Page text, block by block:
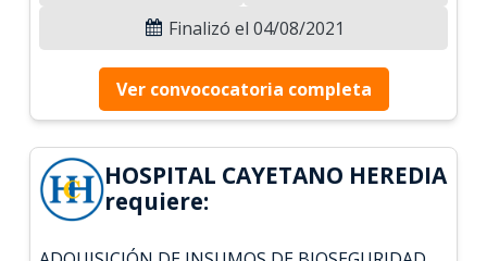
Finalizó el 04/08/2021
Ver convococatoria completa
HOSPITAL CAYETANO HEREDIA
requiere: